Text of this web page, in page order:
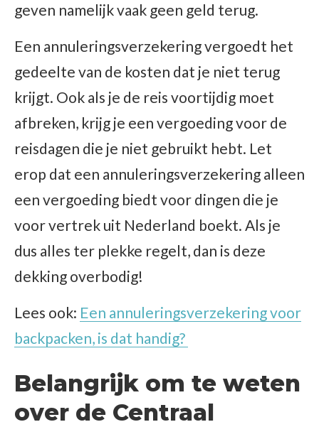
geven namelijk vaak geen geld terug.
Een annuleringsverzekering vergoedt het
gedeelte van de kosten dat je niet terug
krijgt. Ook als je de reis voortijdig moet
afbreken, krijg je een vergoeding voor de
reisdagen die je niet gebruikt hebt. Let
erop dat een annuleringsverzekering alleen
een vergoeding biedt voor dingen die je
voor vertrek uit Nederland boekt. Als je
dus alles ter plekke regelt, dan is deze
dekking overbodig!
Lees ook: Een annuleringsverzekering voor
backpacken, is dat handig?
Belangrijk om te weten
over de Centraal